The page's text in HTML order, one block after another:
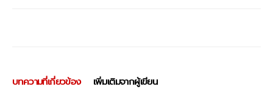
บทความที่เกี่ยวข้อง เพิ่มเติมจากผู้เขียน